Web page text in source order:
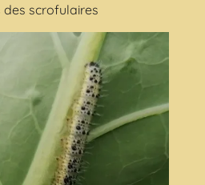
scrofulaires